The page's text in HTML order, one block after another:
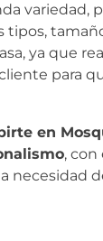
variedad,
tipos,
ya que
para
en
, con
necesidad